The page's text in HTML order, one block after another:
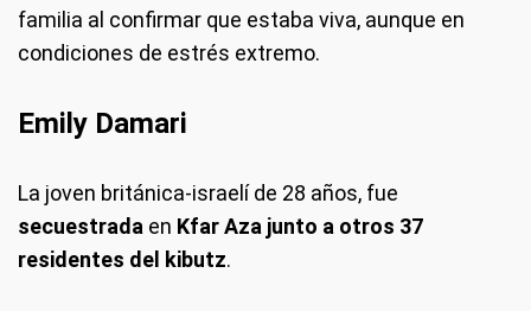
familia al confirmar que estaba viva, aunque en
condiciones de estrés extremo.
Emily Damari
La joven británica-israelí de 28 años, fue
secuestrada en Kfar Aza junto a otros 37
residentes del kibutz.